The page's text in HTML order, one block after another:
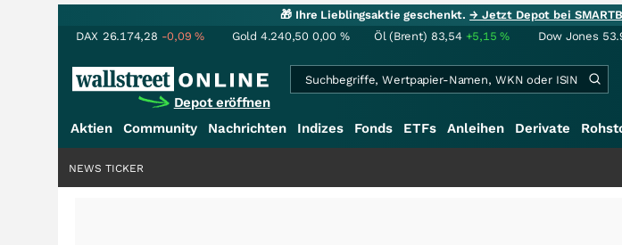
🎁 Ihre Lieblingsaktie geschenkt.→ Jetzt Depot bei
DAX 26.174,28 -0,09% Gold 4.240,50 0,00 % Öl (Brent) 83,54 +5,15% Dow Jones
Depot eröffnen
Aktien Community Nachrichten Indizes Fonds ETFs Anleihen Derivate
NEWS TICKER